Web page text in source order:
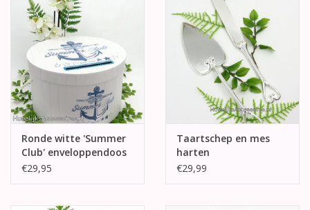
Ronde witte 'Summer
Club' enveloppendoos
€29,95
Taartschep en mes
harten
€29,99